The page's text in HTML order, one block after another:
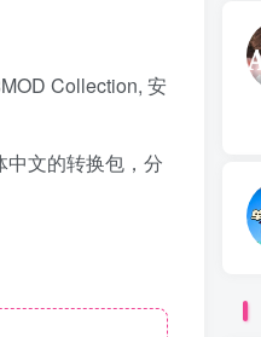
Collection, 安
文的转换包，分